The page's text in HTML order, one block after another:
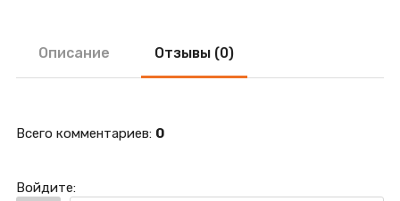
Описание Отзывы (0)
Всего комментариев: 0
Войдите: